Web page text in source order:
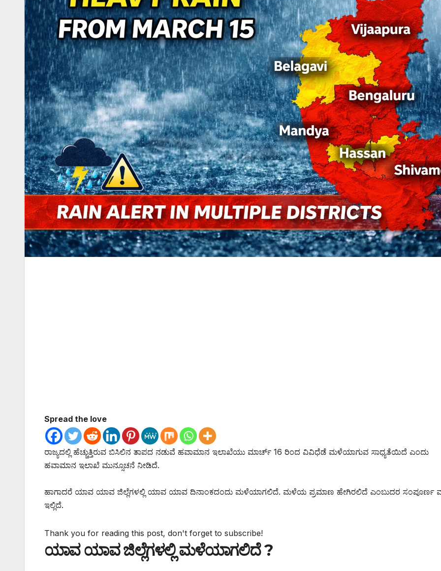
Spread the love
ರಾಜ್ಯದಲ್ಲಿ ಹೆಚ್ಚುತ್ತಿರುವ ಬಿಸಿಲಿನ ತಾಪದ ನಡುವೆ ಹವಾಮಾನ ಇಲಾಖೆಯು ಮಾರ್ಚ್ 16 ರಿಂದ ವಿವಿಧೆಡೆ ಮಳೆಯಾಗುವ ಸಾಧ್ಯತೆಯಿದೆ ಎಂದು
ಹವಾಮಾನ ಇಲಾಖೆ ಮುನ್ಸೂಚನೆ ನೀಡಿದೆ.
ಹಾಗಾದರೆ ಯಾವ ಯಾವ ಜಿಲ್ಲೆಗಳಲ್ಲಿ ಯಾವ ಯಾವ ದಿನಾಂಕದಂದು ಮಳೆಯಾಗಲಿದೆ. ಮಳೆಯ ಪ್ರಮಾಣ ಹೇಗಿರಲಿದೆ ಎಂಬುದರ ಸಂಪೂರ್ಣ
ಇಲ್ಲಿದೆ.
Thank you for reading this post, don't forget to subscribe!
ಯಾವ ಯಾವ ಜಿಲ್ಲೆಗಳಲ್ಲಿ ಮಳೆಯಾಗಲಿದೆ ?